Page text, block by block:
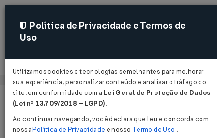
Acessar
Página Inicial
Notícias
Política de Privacidade e Termos de
Uso
Utilizamos cookies e tecnologias semelhantes para melhorar
sua experiência, personalizar conteúdo e analisar o tráfego do
site, em conformidade com a Lei Geral de Proteção de Dados
(Lei nº 13.709/2018 – LGPD).
Ao continuar navegando, você declara que leu e concorda com
nossaPolítica de Privacidade e nosso Termo de Uso .